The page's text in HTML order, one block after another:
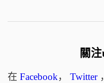
關
在 Facebook， Twitter，